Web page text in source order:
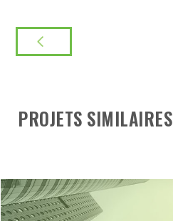
PROJETS SIMILAIRES